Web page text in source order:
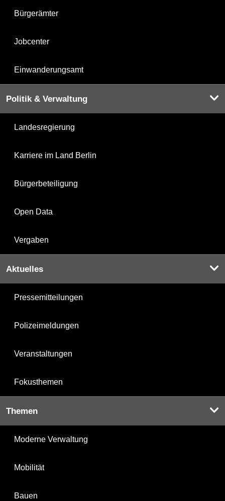
Bürgerämter
Jobcenter
Einwanderungsamt
Politik & Verwaltung
Landesregierung
Karriere im Land Berlin
Bürgerbeteiligung
Open Data
Vergaben
Aktuelles
Pressemitteilungen
Polizeimeldungen
Veranstaltungen
Fokusthemen
Themen
Moderne Verwaltung
Mobilität
Bauen